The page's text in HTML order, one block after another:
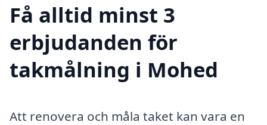
Få alltid minst 3
erbjudanden för
takmålning i Mohed
Att renovera och måla taket kan vara en